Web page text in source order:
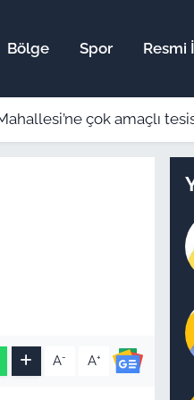
Bölge Spor Resmi
çok amaçlı
A- A+